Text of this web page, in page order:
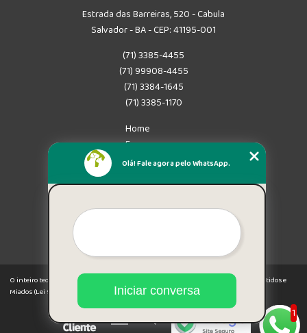
Estrada das Barreiras, 520 - Cabula
Salvador - BA - CEP: 41195-001
(71) 3385-4455
(71) 99908-4455
(71) 3384-1645
(71) 3385-1170
Home
Empresa
Missão
Mapa do site
O inteiro teor deste site está sujeito à proteção de direitos autorais. Copyright© Latidos e
Miados (Lei 9610 de 19/02/1998)
1
Olá! Fale agora pelo WhatsApp.
Iniciar conversa